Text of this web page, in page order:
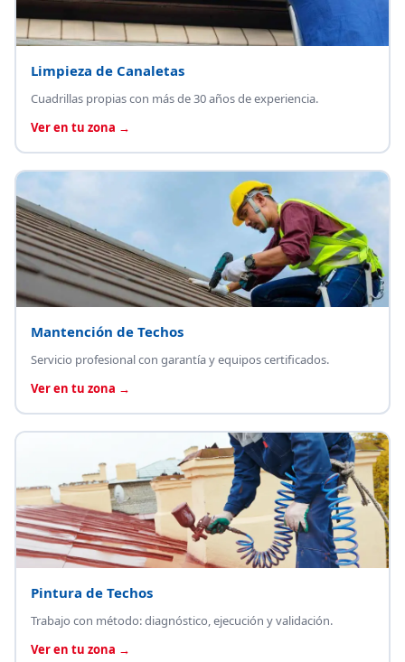
Limpieza de Canaletas
Cuadrillas propias con más de 30 años de experiencia.
Ver en tu zona →
Mantención de Techos
Servicio profesional con garantía y equipos certificados.
Ver en tu zona →
Pintura de Techos
Trabajo con método: diagnóstico, ejecución y validación.
Ver en tu zona →